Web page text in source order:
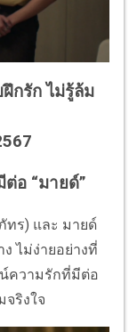
กรัก ไม่รู้ล้ม
อ “มายด์”
ทร) และ มายด์
ไม่ง่ายอย่างที่
ความรักที่มีต่อ
จริงใจ